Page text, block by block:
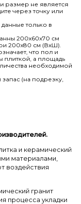
размер не является
через точку или
только в
200х60х70 см
200х80 см (ВхШ).
что пол и
плиткой, а площадь
необходимой
(на подрезку,
и керамический
материалами,
воздействия
гранит
процесса укладки